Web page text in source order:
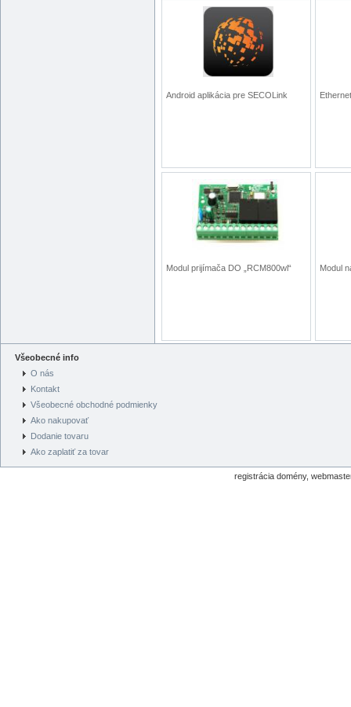
Android aplikácia pre SECOLink
Modul prijímača DO „RCM800wl“ Modul
Všeobecné info
O nás
Kontakt
Všeobecné obchodné podmienky
Ako nakupovať
Dodanie tovaru
Ako zaplatiť za tovar
registrácia domény,